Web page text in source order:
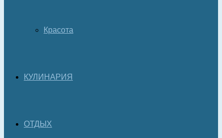
Красота
КУЛИНАРИЯ
ОТДЫХ